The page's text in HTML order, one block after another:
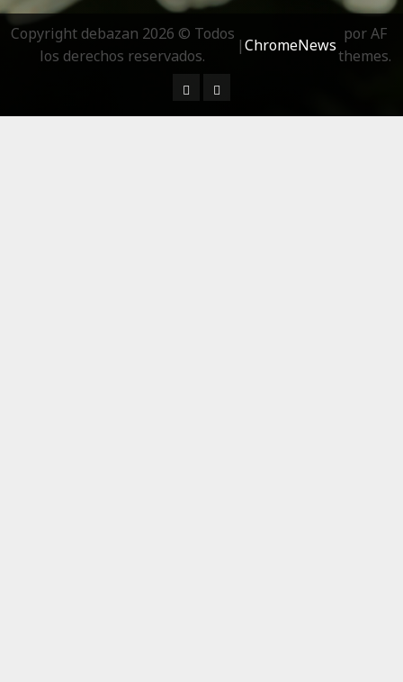
Copyright debazan 2026 © Todos
los derechos reservados.
|ChromeNews
por AF
themes.
¿ Quién soy…?
Más información sobre las